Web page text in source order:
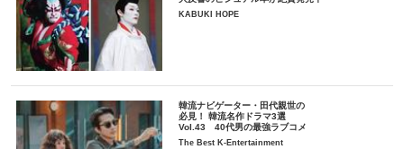
KABUKI HOPE
韓流ナビゲーター・田代親世の
必見！ 韓流名作ドラマ3選
Vol.43 40代男の最強ラブコメ
The Best K-Entertainment